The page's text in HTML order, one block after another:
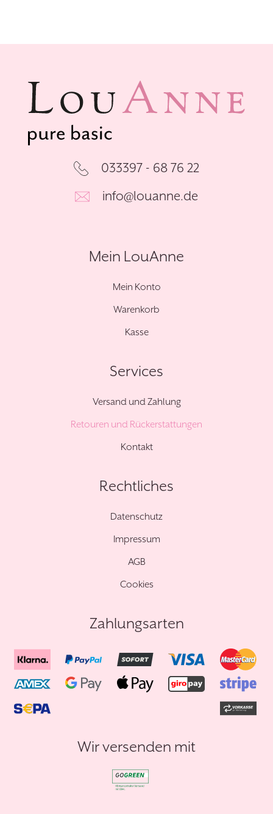
033397 - 68 76 22
info@louanne.de
Mein LouAnne
Mein Konto
Warenkorb
Kasse
Services
Versand und Zahlung
Retouren und Rückerstattungen
Kontakt
Rechtliches
Datenschutz
Impressum
AGB
Cookies
Zahlungsarten
Wir versenden mit